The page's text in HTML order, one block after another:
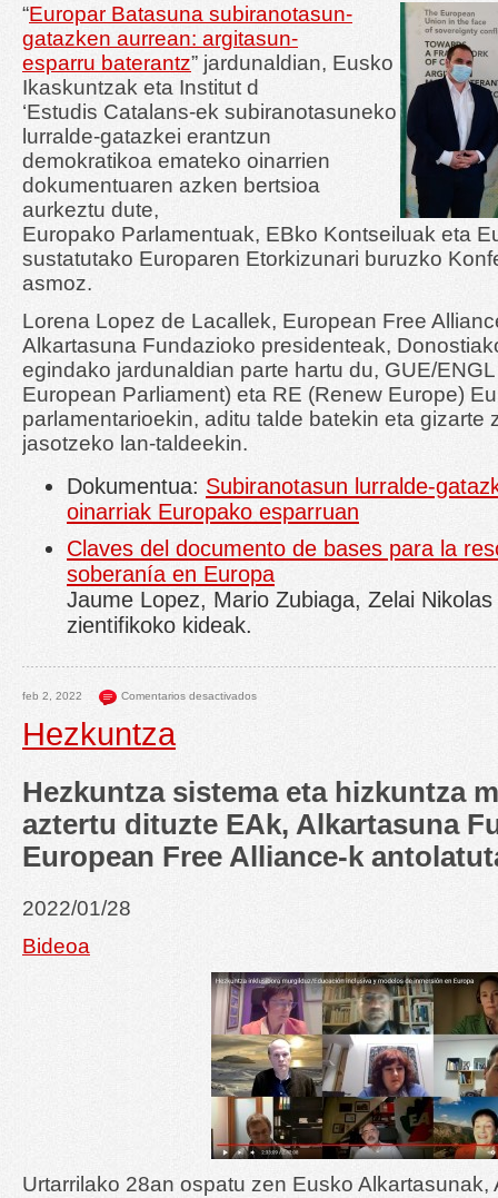
“Europar Batasuna subiranotasun-
gatazken aurrean: argitasun-
esparru baterantz” jardunaldian, Eusko
Ikaskuntzak eta Institut d
‘Estudis Catalans-ek subiranotasuneko
lurralde-gatazkei erantzun
demokratikoa emateko oinarrien
dokumentuaren azken bertsioa
aurkeztu dute,
Europako Parlamentuak, EBko Kontseiluak eta
sustatutako Europaren Etorkizunari buruzko
asmoz.
Lorena Lopez de Lacallek, European Free
Alkartasuna Fundazioko presidenteak,
egindako jardunaldian parte hartu du, GUE/
European Parliament) eta RE (Renew Europe)
parlamentarioekin, aditu talde batekin eta gizarte
jasotzeko lan-taldeekin.
Dokumentua: Subiranotasun lurralde-
oinarriak Europako esparruan
Claves del documento de bases para la
soberanía en Europa
Jaume Lopez, Mario Zubiaga, Zelai
zientifikoko kideak.
feb 2, 2022 Comentarios desactivados
Hezkuntza
Hezkuntza sistema eta hizkuntza
aztertu dituzte EAk, Alkartasuna
European Free Alliance-k
2022/01/28
Bideoa
Urtarrilako 28an ospatu zen Eusko